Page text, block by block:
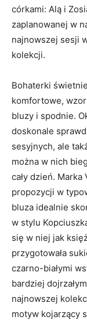
córkami: Alą i
zaplanowanej w
najnowszej sesji
kolekcji.
Bohaterki
komfortowe,
bluzy i spodnie.
doskonale
sesyjnych, ale
można w nich
cały dzień.
propozycji w
bluza idealnie
w stylu
się w niej jak
przygotowała
czarno-białymi
bardziej
najnowszej
motyw kojarzący